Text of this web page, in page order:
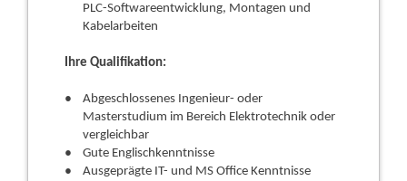
PLC-Softwareentwicklung, Montagen und
Kabelarbeiten
Ihre Qualifikation:
Abgeschlossenes Ingenieur- oder
Masterstudium im Bereich Elektrotechnik oder
vergleichbar
Gute Englischkenntnisse
Ausgeprägte IT- und MS Office Kenntnisse